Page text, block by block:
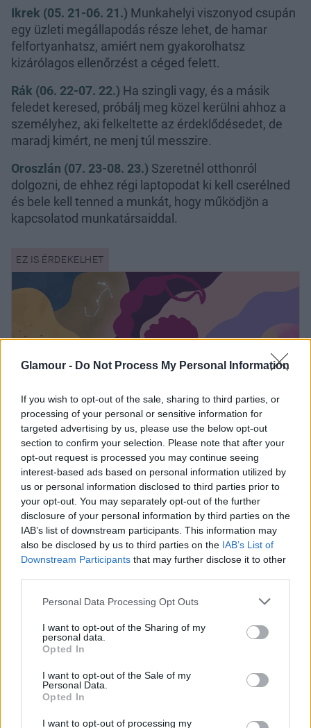
Glamour - Do Not Process My Personal Information
If you wish to opt-out of the sale, sharing to third parties, or
processing of your personal or sensitive information for
targeted advertising by us, please use the below opt-out
section to confirm your selection. Please note that after your
opt-out request is processed you may continue seeing
interest-based ads based on personal information utilized by
us or personal information disclosed to third parties prior to
your opt-out. You may separately opt-out of the further
disclosure of your personal information by third parties on the
IAB’s list of downstream participants. This information may
also be disclosed by us to third parties on the IAB’s List of
Downstream Participants that may further disclose it to other
Please note that this website/app uses one or more Google
not limited to your visit or usage behaviour. You may click to
grant or deny consent to Google and its third-party tags to
use your data for below specified purposes in below Google
consent section.
Personal Data Processing Opt Outs
I want to opt-out of the Sharing of my
personal data.
Opted In
I want to opt-out of the Sale of my
Personal Data.
Opted In
I want to opt-out of processing my
Ikrek (05. 21-06. 21.) Munkahelyi viszonyod csupán
egy üzleti megállapodás része lehet, de hamar
felfortyanhatsz, amiért nem gyakorolhatsz
kizárólagos ellenőrzést a céged felett.
Rák (06. 22-07. 22.) Ha szingli vagy, és a másik
feledet keresed, próbálj meg közel kerülni ahhoz a
személyhez, aki felkeltette az érdeklődésedet, de
maradj kimért, ne menj túl messzire.
Oroszlán (07. 23-08. 23.) Szeretnél otthonról
dolgozni, de ehhez régi laptopodat ki kell cserélned
és bele kell tenned a munkát, hogy működjön a
kapcsolatod munkatársaiddal.
A Skorpió a legkevésbé kedvelt
csillagjegy, de milyen valójában?
Szűz (08. 24-09. 23.) Szükséged van valakire, aki
nem csak felkelti a figyelmedet, hanem meg is tudja
tartani, de ha jól fizető munkára vágysz, változtass
megrögzött szokásaidon!
Mérleg (09. 24-10. 23.)A mai nap alkalmas a láb
gyantázására, de ha teljesen magadra maradtál a
család megélhetésének gondjaival, gondold át,
milyen megoldást találhatnál.
Skorpió (10. 24-11. 22.)Szenvedélyes időszak ez,
amikor rajtad múlik, hogyan éled meg: képes leszel-